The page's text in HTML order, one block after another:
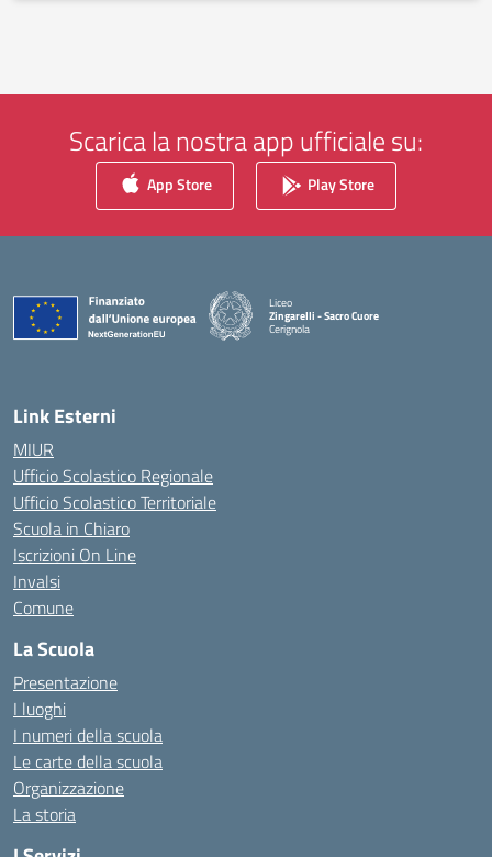
Scarica la nostra app ufficiale su:
App Store Play Store
Liceo
Zingarelli - Sacro Cuore
Cerignola
— Visita la pagina iniziale della scuola
Link Esterni
MIUR
Ufficio Scolastico Regionale
Ufficio Scolastico Territoriale
Scuola in Chiaro
Iscrizioni On Line
Invalsi
Comune
La Scuola
Presentazione
I luoghi
I numeri della scuola
Le carte della scuola
Organizzazione
La storia